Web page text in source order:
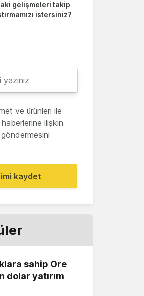
gelişmeleri takip
istersiniz?
ve ürünleri ile
ilişkin
kaydet
sahip Ore
dolar yatırım